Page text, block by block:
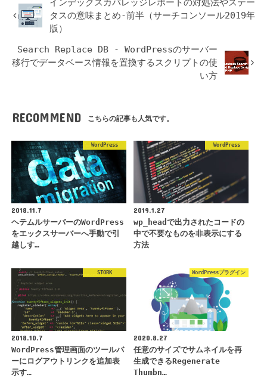
インデックスカバレッジレポートの対処法やステー
タスの意味まとめ-前半（サーチコンソール2019年
版）
Search Replace DB - WordPressのサーバー
移行でデータベース情報を置換するスクリプトの使
い方
RECOMMEND こちらの記事も人気です。
WordPress
2018.11.7
ヘテムルサーバーのWordPress
をエックスサーバーへ手動で引
越しす…
WordPress
2019.1.27
wp_headで出力されたコードの
中で不要なものを非表示にする
方法
STORK
2018.10.7
WordPress管理画面のツールバ
ーにログアウトリンクを追加表
示す…
WordPressプラグイン
2020.8.27
任意のサイズでサムネイルを再
生成できるRegenerate
Thumbn…